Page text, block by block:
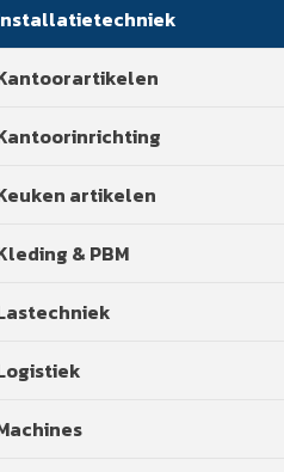
artikelen
& PBM